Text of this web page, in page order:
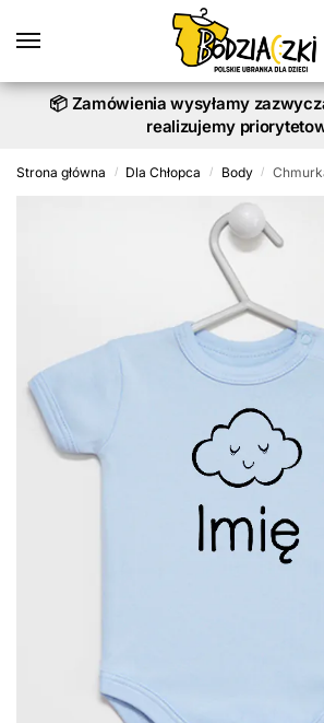
📦 Zamówienia wysyłamy
realizujemy
Strona główna / Dla Chłopca / Body / Chmurka z